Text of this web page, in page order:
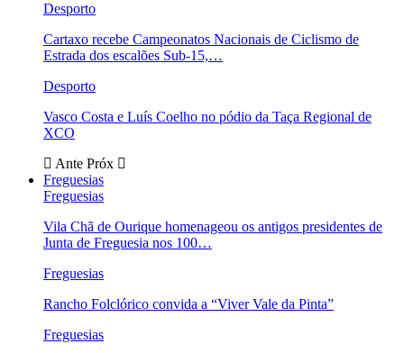
Desporto
Cartaxo recebe Campeonatos Nacionais de Ciclismo de
Estrada dos escalões Sub-15,…
Desporto
Vasco Costa e Luís Coelho no pódio da Taça Regional de
XCO
Ante Próx
Freguesias
Freguesias
Vila Chã de Ourique homenageou os antigos presidentes de
Junta de Freguesia nos 100…
Freguesias
Rancho Folclórico convida a “Viver Vale da Pinta”
Freguesias